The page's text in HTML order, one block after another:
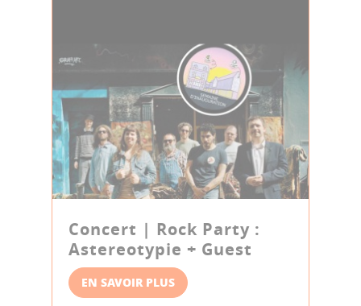
Concert | Rock Party :
Astereotypie + Guest
EN SAVOIR PLUS